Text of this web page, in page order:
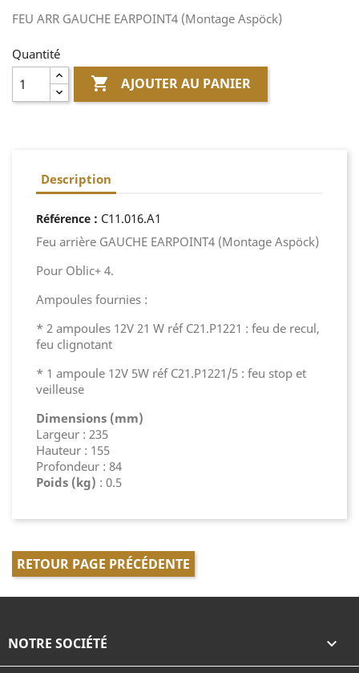
FEU ARR GAUCHE EARPOINT4 (Montage Aspöck)
Quantité
 AJOUTER AU PANIER
Description
Référence : C11.016.A1
Feu arrière GAUCHE EARPOINT4 (Montage Aspöck)
Pour Oblic+ 4.
Ampoules fournies :
* 2 ampoules 12V 21 W réf C21.P1221 : feu de recul,
feu clignotant
* 1 ampoule 12V 5W réf C21.P1221/5 : feu stop et
veilleuse
Dimensions (mm)
Largeur : 235
Hauteur : 155
Profondeur : 84
Poids (kg) : 0.5
RETOUR PAGE PRÉCÉDENTE
NOTRE SOCIÉTÉ 